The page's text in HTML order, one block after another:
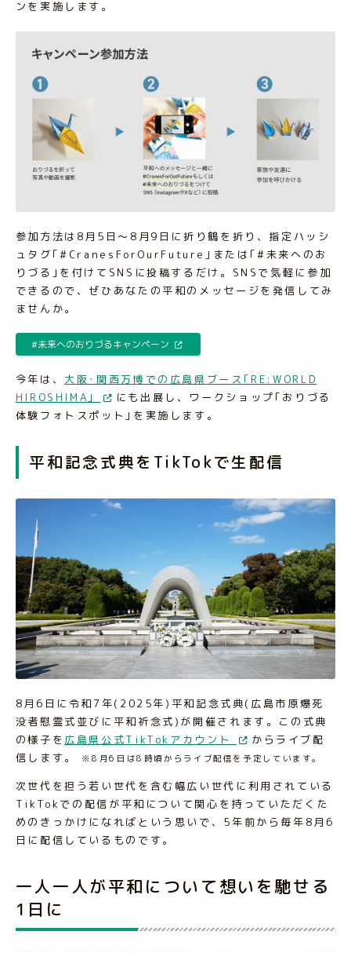
ンを実施します。
参加方法は8月5日～8月9日に折り鶴を折り、指定ハッシ
ュタグ｢#CranesForOurFuture｣または｢#未来へのお
りづる｣を付けてSNSに投稿するだけ。SNSで気軽に参加
できるので、ぜひあなたの平和のメッセージを発信してみ
ませんか。
#未来へのおりづるキャンペーン
今年は、 大阪･関西万博での広島県ブース｢RE:WORLD
HIROSHIMA｣
にも出展し、ワークショップ｢おりづる
体験フォトスポット｣を実施します。
平和記念式典をTikTokで生配信
8月6日に令和7年(2025年)平和記念式典(広島市原爆死
没者慰霊式並びに平和祈念式)が開催されます。この式典
の様子を 広島県公式TikTokアカウント
からライブ配
信します。
※8月6日は8時頃からライブ配信を予定しています。
次世代を担う若い世代を含む幅広い世代に利用されている
TikTokでの配信が平和について関心を持っていただくた
めのきっかけになればという思いで、5年前から毎年8月6
日に配信しているものです。
一人一人が平和について想いを馳せる
1日に